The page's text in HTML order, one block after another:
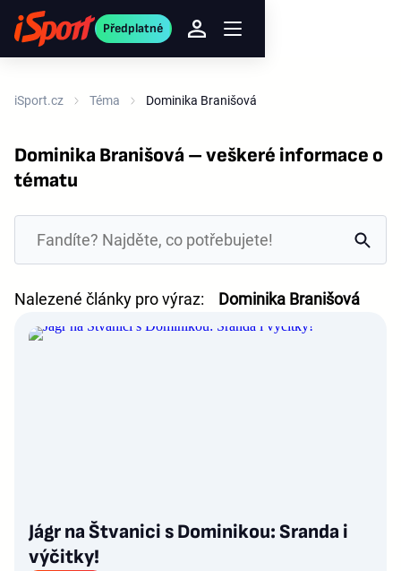
Předplatné
iSport.cz Téma Dominika Branišová
Dominika Branišová – veškeré informace o
tématu
Nalezené články pro výraz: Dominika Branišová
Jágr na Štvanici s Dominikou: Sranda i
výčitky!